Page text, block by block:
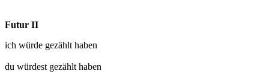
Futur II
ich würde gezählthaben
du würdest gezählthaben